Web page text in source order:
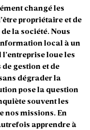
changé les
propriétaire et de
la société. Nous
local à un
loue les
de gestion et de
dégrader la
pose la question
souvent les
nos missions. En
apprendre à